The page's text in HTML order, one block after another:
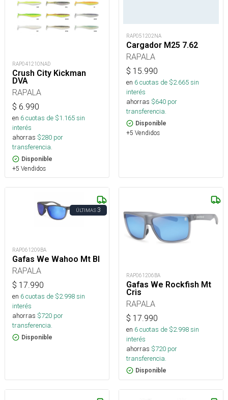
RAP041210NAD
Crush City Kickman
DVA
RAPALA
$ 6.990
en 6cuotas de $1.165sin
interés
ahorras $280 por
transferencia.
Disponible
+5 Vendidos
RAP051202NA
Cargador M25 7.62
RAPALA
$ 15.990
en 6cuotas de $2.665sin
interés
ahorras $640 por
transferencia.
Disponible
+5 Vendidos
ÚLTIMAS3
RAP061209BA
Gafas We Wahoo Mt Bl
RAPALA
$ 17.990
en 6cuotas de $2.998sin
interés
ahorras $720 por
transferencia.
Disponible
RAP061206BA
Gafas We Rockfish Mt
Cris
RAPALA
$ 17.990
en 6cuotas de $2.998sin
interés
ahorras $720 por
transferencia.
Disponible